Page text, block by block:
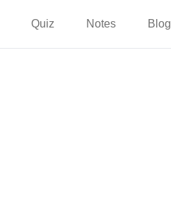
Quiz Notes Blog